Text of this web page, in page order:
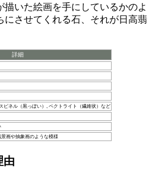
描いた絵画を手にしているかのよ
にさせてくれる石、それが日高翡
詳細
ピネル（黒っぽい）, ペクトライト（繊維状）など
画や抽象画のような模様
由